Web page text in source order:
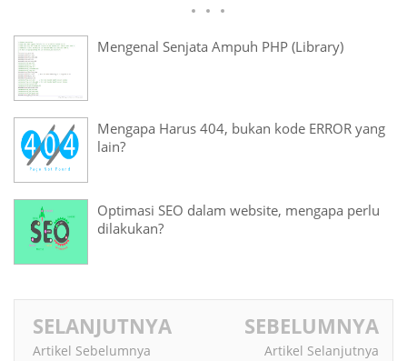
Mengenal Senjata Ampuh PHP (Library)
Mengapa Harus 404, bukan kode ERROR yang
lain?
Optimasi SEO dalam website, mengapa perlu
dilakukan?
SELANJUTNYA
Artikel Sebelumnya
SEBELUMNYA
Artikel Selanjutnya